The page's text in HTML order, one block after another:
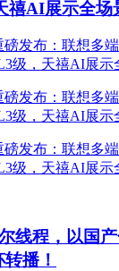
禧AI展示全场
线程，以国
播！